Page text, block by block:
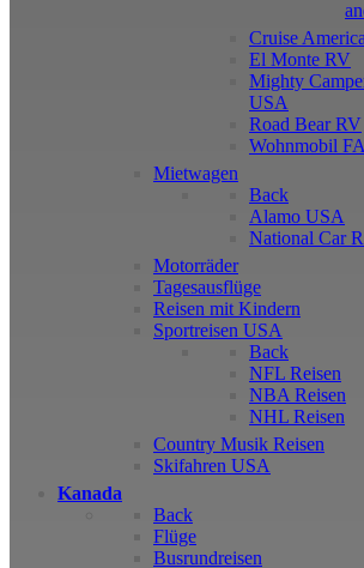
Cruise America
El Monte RV
Mighty
USA
Road Bear RV
Wohnmobil
Mietwagen
Back
Alamo USA
National Car
Motorräder
Tagesausflüge
Reisen mit Kindern
Sportreisen USA
Back
NFL Reisen
NBA Reisen
NHL Reisen
Country Musik Reisen
Skifahren USA
Kanada
Back
Flüge
Busrundreisen